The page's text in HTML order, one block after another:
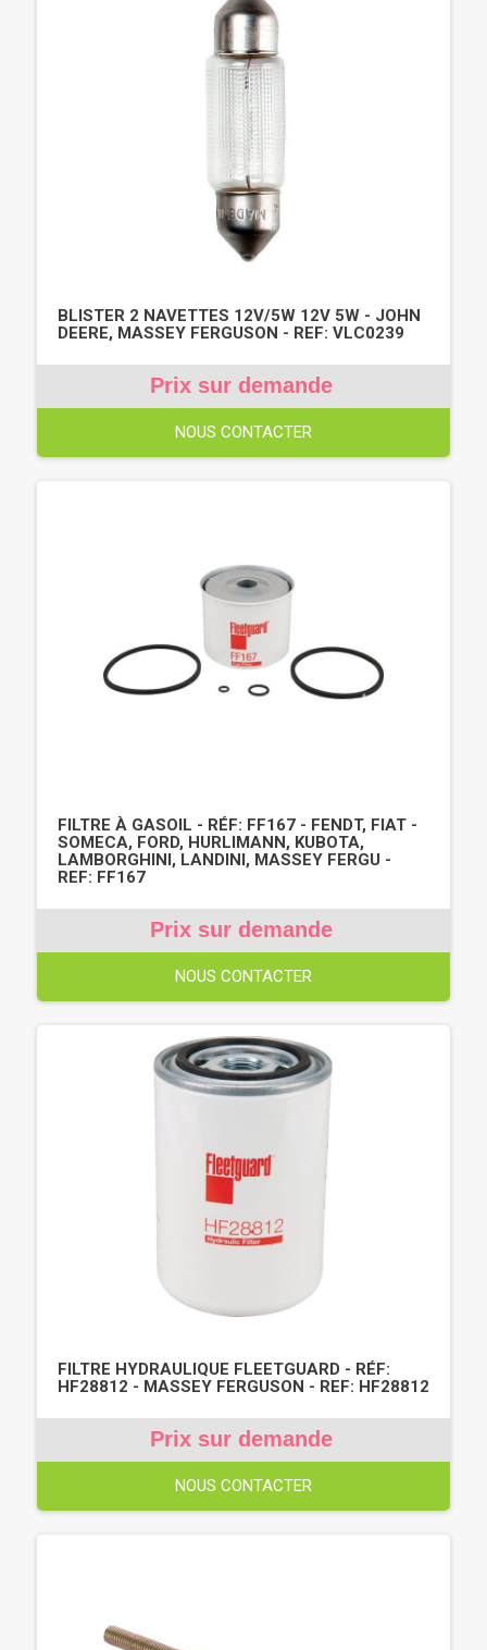
BLISTER 2 NAVETTES 12V/5W 12V 5W - JOHN
DEERE, MASSEY FERGUSON - REF: VLC0239
Prix sur demande
NOUS CONTACTER
FILTRE À GASOIL - RÉF: FF167 - FENDT, FIAT -
SOMECA, FORD, HURLIMANN, KUBOTA,
LAMBORGHINI, LANDINI, MASSEY FERGU -
REF: FF167
Prix sur demande
NOUS CONTACTER
FILTRE HYDRAULIQUE FLEETGUARD - RÉF:
HF28812 - MASSEY FERGUSON - REF: HF28812
Prix sur demande
NOUS CONTACTER